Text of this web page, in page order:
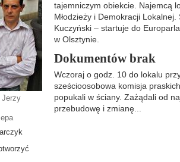
Jerzy
tajemniczym obiekcie. Najemcą
Młodzieży i Demokracji
Kuczyński – startuje do
w Olsztynie.
Dokumentów brak
Wczoraj o godz. 10 do lokalu
sześcioosobowa komisja
popukali w ściany. Zażądali od
przebudowę i zmianę...